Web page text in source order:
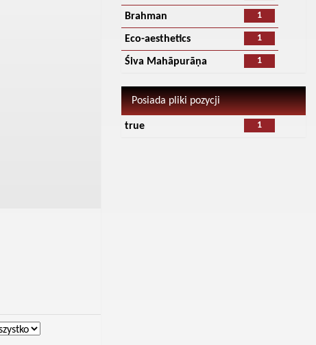
1
Brahman
1
Eco-aesthetics
1
Śiva Mahāpurāṇa
Posiada pliki pozycji
1
true